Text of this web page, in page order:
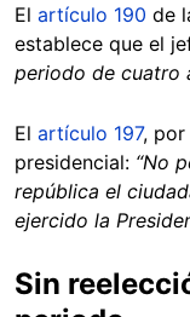
El artículo 190 de
establece que el
periodo de cuatro
El artículo 197, por
presidencial: “No
república el
ejercido la
Sin